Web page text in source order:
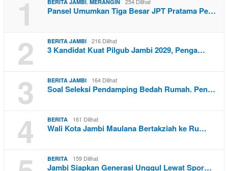
1 BERITA JAMBI , MERANGIN 254 Dilihat
Pansel Umumkan Tiga Besar JPT Pratama Pe…
2 BERITA JAMBI 216 Dilihat
3 Kandidat Kuat Pilgub Jambi 2029, Penga…
3 BERITA JAMBI 164 Dilihat
Soal Seleksi Pendamping Bedah Rumah. Pen…
4 BERITA 161 Dilihat
Wali Kota Jambi Maulana Bertakziah ke Ru…
BERITA 159 Dilihat
Jambi Siapkan Generasi Unggul Lewat Spor…